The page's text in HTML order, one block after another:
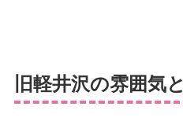
旧軽井沢の雰囲気